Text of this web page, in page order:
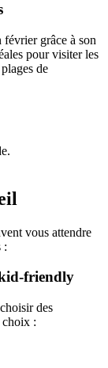
grâce à son
pour visiter les
de
vous attendre
:
friendly
des
choix :